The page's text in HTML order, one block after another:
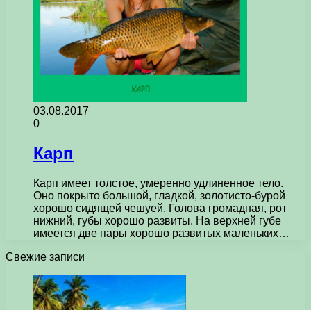
03.08.2017
0
Карп
Карп имеет толстое, умеренно удлиненное тело.
Оно покрыто большой, гладкой, золотисто-бурой
хорошо сидящей чешуей. Голова громадная, рот
нижний, губы хорошо развиты. На верхней губе
имеется две пары хорошо развитых маленьких…
Свежие записи